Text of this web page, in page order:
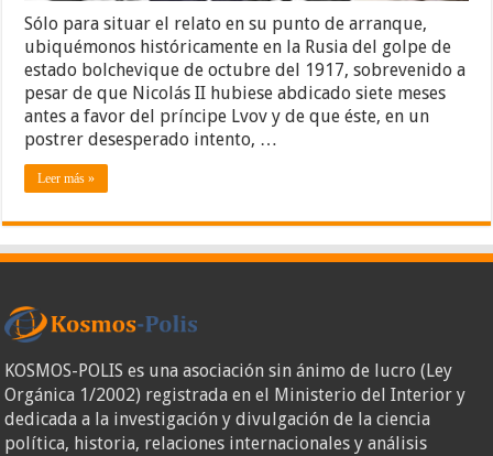
Sólo para situar el relato en su punto de arranque,
ubiquémonos históricamente en la Rusia del golpe de
estado bolchevique de octubre del 1917, sobrevenido a
pesar de que Nicolás II hubiese abdicado siete meses
antes a favor del príncipe Lvov y de que éste, en un
postrer desesperado intento, …
Leer más »
KOSMOS-POLIS es una asociación sin ánimo de lucro (Ley
Orgánica 1/2002) registrada en el Ministerio del Interior y
dedicada a la investigación y divulgación de la ciencia
política, historia, relaciones internacionales y análisis